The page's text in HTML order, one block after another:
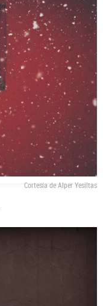
Cortesía de Alper Yesiltas